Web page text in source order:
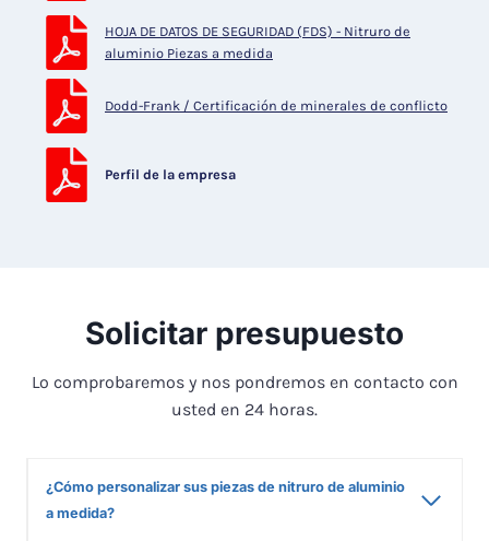
HOJA DE DATOS DE SEGURIDAD (FDS) - Nitruro de
aluminio Piezas a medida
Dodd-Frank / Certificación de minerales de conflicto
Perfil de la empresa
Solicitar presupuesto
Lo comprobaremos y nos pondremos en contacto con
usted en 24 horas.
¿Cómo personalizar sus piezas de nitruro de aluminio
a medida?